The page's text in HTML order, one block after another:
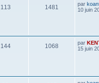
113 1481 par
10 juin
144 1068 par
15 juin